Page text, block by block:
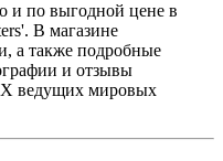
и по выгодной цене в
В магазине
а также подробные
и отзывы
ведущих мировых